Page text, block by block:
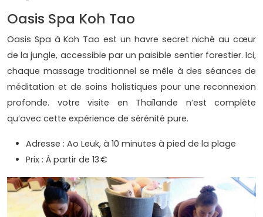
Oasis Spa Koh Tao
Oasis Spa à Koh Tao est un havre secret niché au cœur
de la jungle, accessible par un paisible sentier forestier. Ici,
chaque massage traditionnel se mêle à des séances de
méditation et de soins holistiques pour une reconnexion
profonde. votre visite en Thaïlande n’est complète
qu’avec cette expérience de sérénité pure.
Adresse : Ao Leuk, à 10 minutes à pied de la plage
Prix : À partir de 13 €